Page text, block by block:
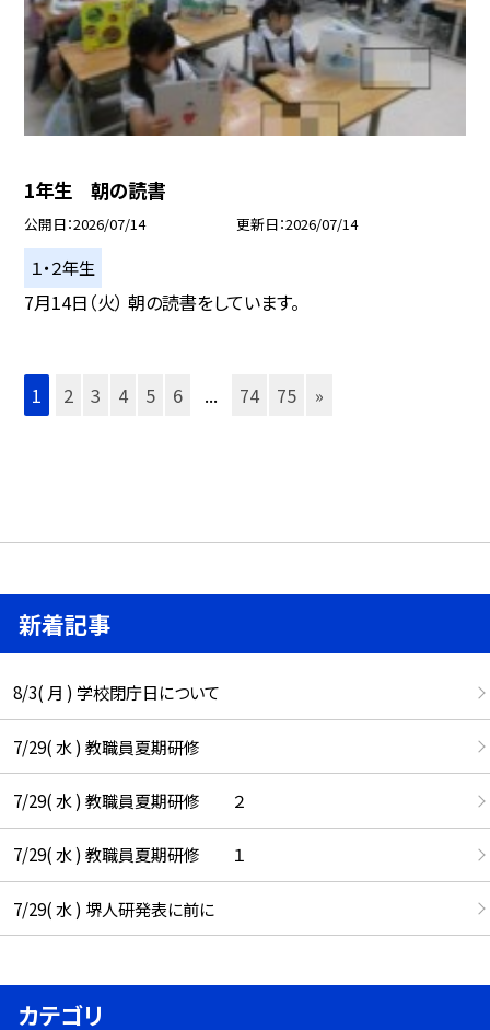
1年生 朝の読書
公開日 2026/07/14 更新日 2026/07/14
１・２年生
7月14日（火） 朝の読書をしています。
1 2 3 4 5 6 ... 74 75 »
新着記事
8/3( 月 ) 学校閉庁日について
7/29( 水 ) 教職員夏期研修
7/29( 水 ) 教職員夏期研修 ２
7/29( 水 ) 教職員夏期研修 １
7/29( 水 ) 堺人研発表に前に
カテゴリ